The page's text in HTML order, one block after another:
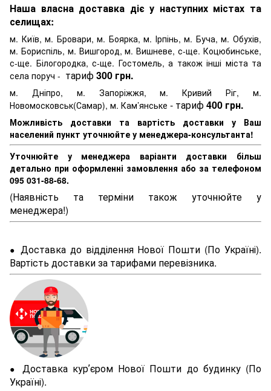
Наша власна доставка діє у наступних містах та
селищах:
м. Київ, м. Бровари, м. Боярка, м. Ірпінь, м. Буча, м. Обухів,
м. Бориспіль, м. Вишгород, м. Вишневе, с-ще. Коцюбинське,
с-ще. Білогородка, с-ще. Гостомель, а також інші міста та
села поруч - тариф300 грн.
м. Дніпро, м. Запоріжжя, м. Кривий Ріг, м.
Новомосковськ(Самар), м. Кам’янське - тариф400 грн.
Можливість доставки та вартість доставки у Ваш
населений пункт уточнюйте у менеджера-консультанта!
Уточнюйте у менеджера варіанти доставки більш
детально при оформленні замовлення або за телефоном
095 031-88-68.
(Наявність та терміни також уточнюйте у
менеджера!)
● Доставка до відділення Нової Пошти (По Україні).
Вартість доставки за тарифами перевізника.
● Доставка курʼєром Нової Пошти до будинку (По
Україні).